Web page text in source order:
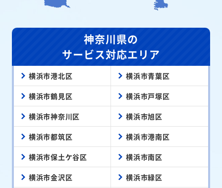
神奈川県の
サービス対応エリア
横浜市港北区 横浜市青葉区
横浜市鶴見区 横浜市戸塚区
横浜市神奈川区 横浜市旭区
横浜市都筑区 横浜市港南区
横浜市保土ケ谷区 横浜市南区
横浜市金沢区 横浜市緑区